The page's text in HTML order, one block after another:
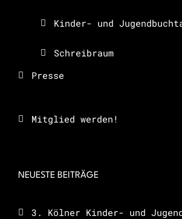
Kinder- und
Schreibraum
Presse
Mitglied werden!
NEUESTE BEITRÄGE
3. Kölner Kinder- und